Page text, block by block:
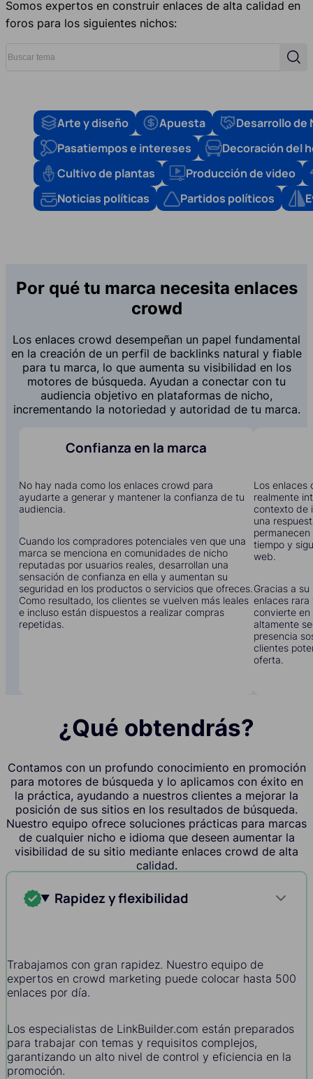
Somos expertos en construir enlaces de alta calidad en
foros para los siguientes nichos:
Arte y diseño Apuesta
Desarrollo de
Pasatiempos e intereses
Decoración del
Cultivo de plantas
Producción de video
Noticias políticas
Partidos políticos
Por qué tu marca necesita enlaces
crowd
Los enlaces crowd desempeñan un papel fundamental
en la creación de un perfil de backlinks natural y fiable
para tu marca, lo que aumenta su visibilidad en los
motores de búsqueda. Ayudan a conectar con tu
audiencia objetivo en plataformas de nicho,
incrementando la notoriedad y autoridad de tu marca.
Confianza en la marca
No hay nada como los enlaces crowd para
ayudarte a generar y mantener la confianza de tu
audiencia.
Cuando los compradores potenciales ven que una
marca se menciona en comunidades de nicho
reputadas por usuarios reales, desarrollan una
sensación de confianza en ella y aumentan su
seguridad en los productos o servicios que ofreces.
Como resultado, los clientes se vuelven más leales
e incluso están dispuestos a realizar compras
repetidas.
Los enlaces
realmente
contexto de
una
tiempo y
web.
Gracias a
enlaces rara
convierte en
altamente
presencia
clientes
oferta.
¿Qué obtendrás?
Contamos con un profundo conocimiento en promoción
para motores de búsqueda y lo aplicamos con éxito en
la práctica, ayudando a nuestros clientes a mejorar la
posición de sus sitios en los resultados de búsqueda.
Nuestro equipo ofrece soluciones prácticas para marcas
de cualquier nicho e idioma que deseen aumentar la
visibilidad de su sitio mediante enlaces crowd de alta
calidad.
Rapidez y flexibilidad
Trabajamos con gran rapidez. Nuestro equipo de
expertos en crowd marketing puede colocar hasta 500
enlaces por día.
Los especialistas de LinkBuilder.com están preparados
para trabajar con temas y requisitos complejos,
garantizando un alto nivel de control y eficiencia en la
promoción.